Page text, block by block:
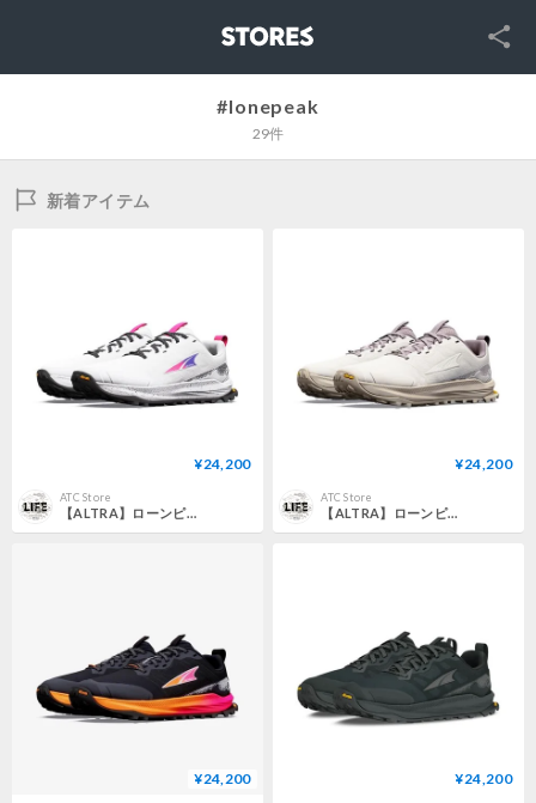
SNS
#lonepeak
29件
新着アイテム
¥24,200
ATC Store
【ALTRA】ローンピーク 9+ W / LONE PEAK 9+ W (Vaporous Grey/Pink)
¥24,200
ATC Store
【ALTRA】ローンピーク 9+ W / LONE PEAK 9+ W (Perfectry Pale/Pearl)
¥24,200 ¥24,200